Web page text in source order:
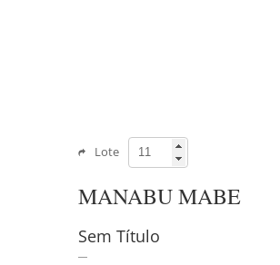
Lote
MANABU MABE
Sem Título